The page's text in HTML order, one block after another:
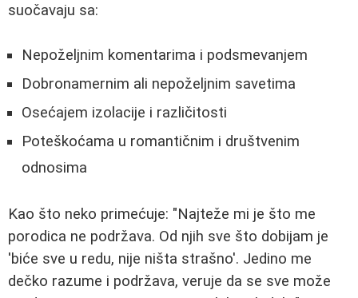
suočavaju sa:
Nepoželjnim komentarima i podsmevanjem
Dobronamernim ali nepoželjnim savetima
Osećajem izolacije i različitosti
Poteškoćama u romantičnim i društvenim
odnosima
Kao što neko primećuje: "Najteže mi je što me
porodica ne podržava. Od njih sve što dobijam je
'biće sve u redu, nije ništa strašno'. Jedino me
dečko razume i podržava, veruje da se sve može